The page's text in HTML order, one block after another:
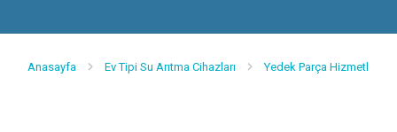
Anasayfa Ev Tipi Su Arıtma Cihazları Yedek Parça